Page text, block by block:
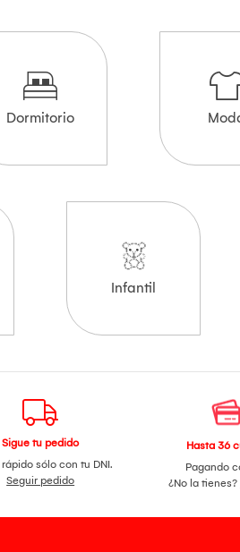
Dormitorio
Infantil
Sigue tu pedido
rápido sólo con tu DNI.
Seguir pedido
Hasta 36
Pagando
¿No la tienes?